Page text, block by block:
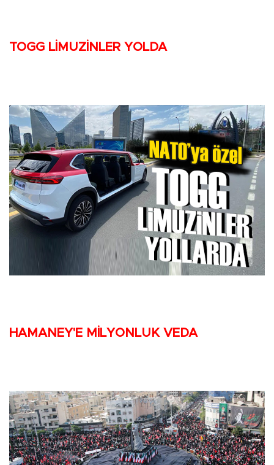
TOGG LİMUZİNLER YOLDA
HAMANEY'E MİLYONLUK VEDA